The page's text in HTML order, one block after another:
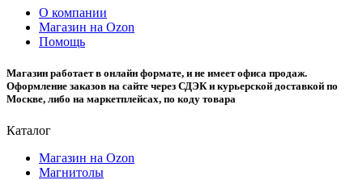
О компании
Магазин на Ozon
Помощь
Магазин работает в онлайн формате, и не имеет офиса продаж.
Оформление заказов на сайте через СДЭК и курьерской доставкой по
Москве, либо на маркетплейсах, по коду товара
Каталог
Магазин на Ozon
Магнитолы